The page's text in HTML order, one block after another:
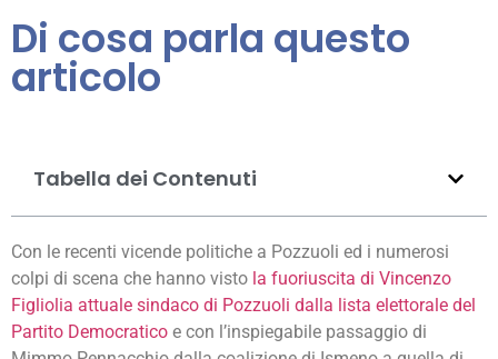
Di cosa parla questo
articolo
Tabella dei Contenuti
Con le recenti vicende politiche a Pozzuoli ed i numerosi
colpi di scena che hanno visto la fuoriuscita di Vincenzo
Figliolia attuale sindaco di Pozzuoli dalla lista elettorale del
Partito Democratico e con l’inspiegabile passaggio di